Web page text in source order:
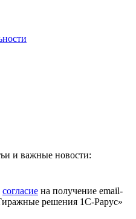
и важные новости:
согласие на получение email-
решения 1С-Рарус»